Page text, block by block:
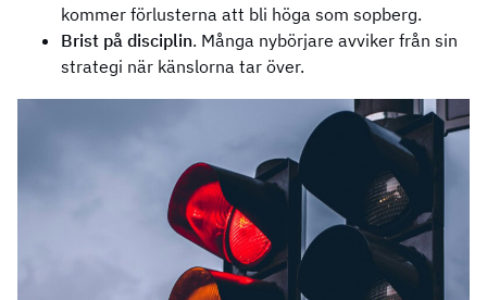
kommer förlusterna att bli höga som sopberg.
Brist på disciplin. Många nybörjare avviker från sin
strategi när känslorna tar över.